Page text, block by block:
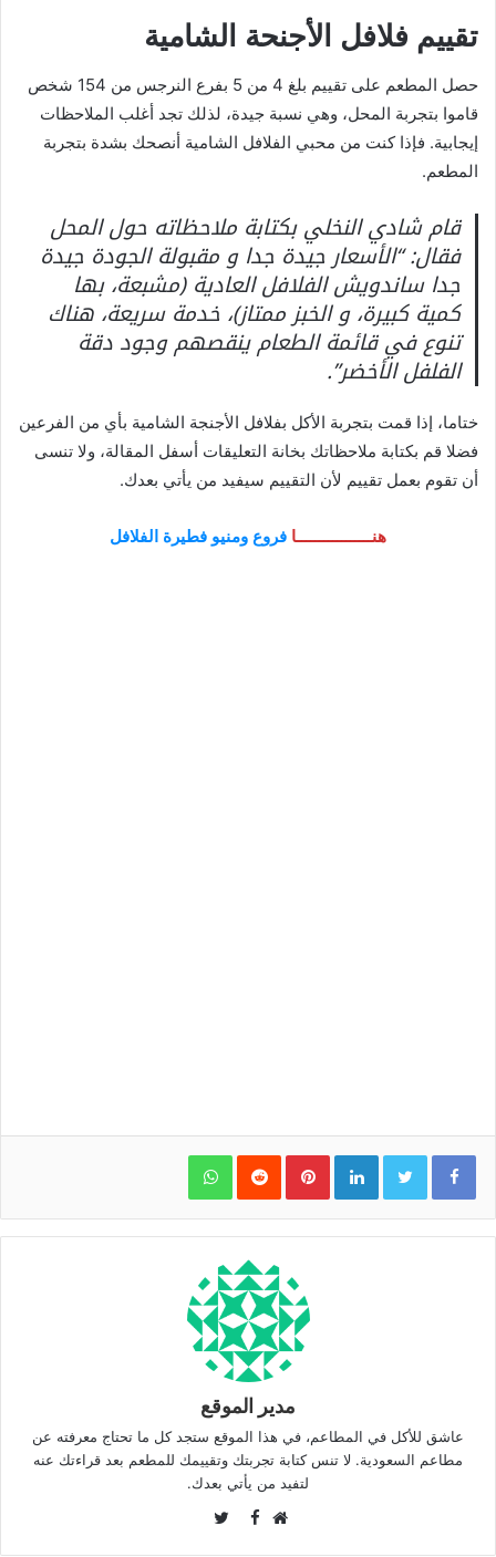
تقييم فلافل الأجنحة الشامية
حصل المطعم على تقييم بلغ 4 من 5 بفرع النرجس من 154 شخص
قاموا بتجربة المحل، وهي نسبة جيدة، لذلك تجد أغلب الملاحظات
إيجابية. فإذا كنت من محبي الفلافل الشامية أنصحك بشدة بتجربة
المطعم.
قام شادي النخلي بكتابة ملاحظاته حول المحل
فقال: “الأسعار جيدة جدا و مقبولة الجودة جيدة
جدا ساندويش الفلافل العادية (مشبعة، بها
كمية كبيرة، و الخبز ممتاز)، خدمة سريعة، هناك
تنوع في قائمة الطعام ينقصهم وجود دقة
الفلفل الأخضر”.
ختاما، إذا قمت بتجربة الأكل بفلافل الأجنجة الشامية بأي من الفرعين
فضلا قم بكتابة ملاحظاتك بخانة التعليقات أسفل المقالة، ولا تنسى
أن تقوم بعمل تقييم لأن التقييم سيفيد من يأتي بعدك.
هنـــــــــــــــــا فروع ومنيو فطيرة الفلافل
LinkedIn
Pinterest
WhatsApp
مدير الموقع
عاشق للأكل في المطاعم، في هذا الموقع ستجد كل ما تحتاج معرفته عن
مطاعم السعودية. لا تنس كتابة تجربتك وتقييمك للمطعم بعد قراءتك عنه
لتفيد من يأتي بعدك.
Facebook